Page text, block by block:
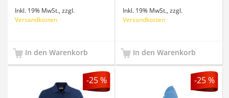
Inkl. 19% MwSt. ,zzgl.
Versandkosten
In den Warenkorb
Inkl. 19% MwSt. ,zzgl.
Versandkosten
In den Warenkorb
-25 % -25 %